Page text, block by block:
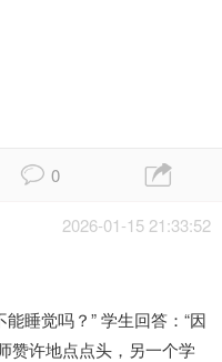
0
2026-01-15 21:33:52
睡觉吗？” 学生回答：“因
赞许地点点头，另一个学